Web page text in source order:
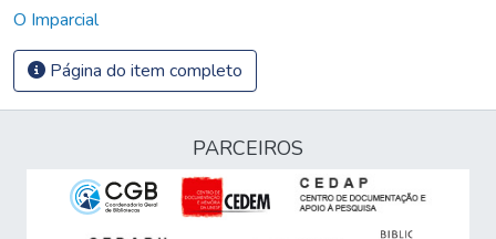
O Imparcial
Página do item completo
PARCEIROS